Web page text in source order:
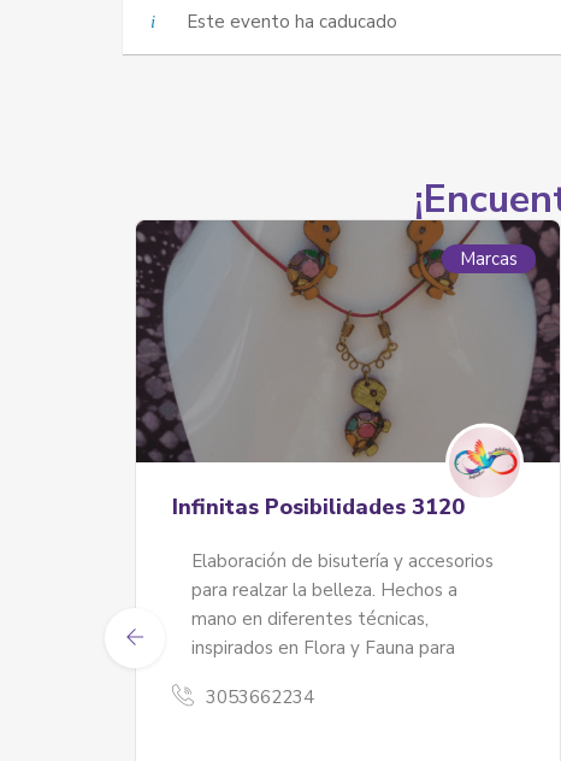
Este evento ha caducado
Marcas
Infinitas Posibilidades 3120
Elaboración de bisutería y accesorios
para realzar la belleza. Hechos a
mano en diferentes técnicas,
inspirados en Flora y Fauna para
3053662234